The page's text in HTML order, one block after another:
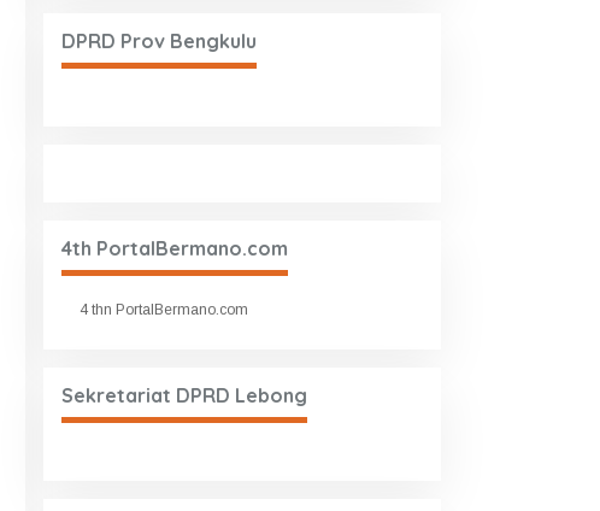
DPRD Prov Bengkulu
4th PortalBermano.com
4 thn PortalBermano.com
Sekretariat DPRD Lebong